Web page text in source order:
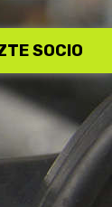
SOCIO